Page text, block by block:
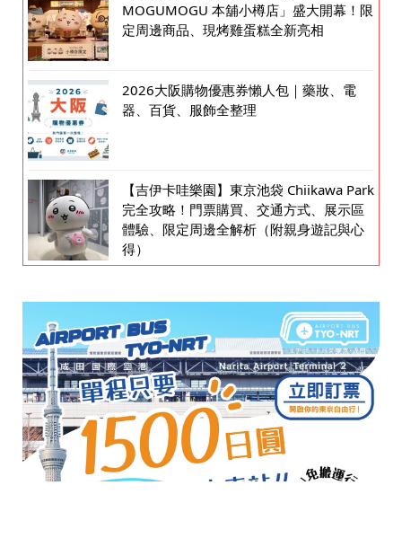
MOGUMOGU 本舖小樽店」盛大開幕！限
定周邊商品、現烤雞蛋糕全新亮相
2026大阪購物優惠券懶人包｜藥妝、電
器、百貨、服飾全整理
【吉伊卡哇樂園】東京池袋 Chiikawa Park
完全攻略！門票購買、交通方式、展示區
體驗、限定周邊全解析（附親身遊記與心
得）